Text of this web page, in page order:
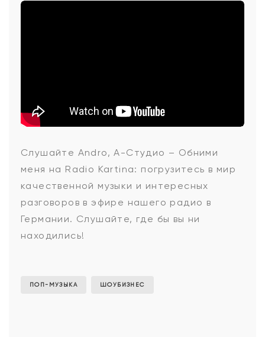
Andro,
А-
Студио
Слушайте Andro, А-Студио – Обними
меня на Radio Kartina: погрузитесь в мир
качественной музыки и интересных
разговоров в эфире нашего радио в
Германии. Слушайте, где бы вы ни
находились!
ПОП-МУЗЫКА ШОУБИЗНЕС